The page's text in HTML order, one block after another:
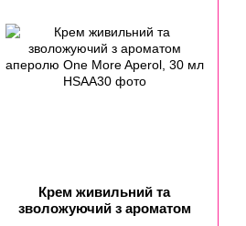
Крем живильний та
зволожуючий з ароматом